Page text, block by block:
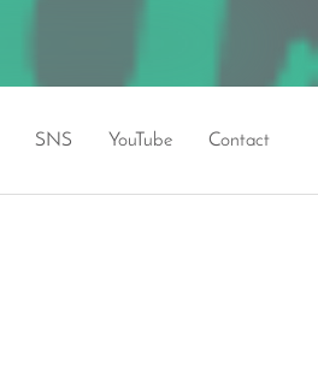
SNS YouTube Contact